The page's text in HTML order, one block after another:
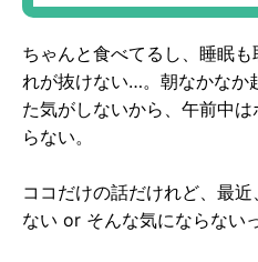
ちゃんと食べてるし、睡眠
れが抜けない…。朝なかなか
た気がしないから、午前中
らない。
ココだけの話だけれど、最
ない or そんな気にならないっ